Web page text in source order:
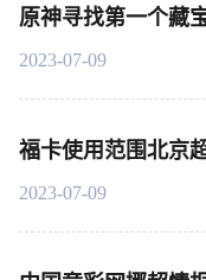
原神寻找第一个藏
2023-07-09
福卡使用范围北京
2023-07-09